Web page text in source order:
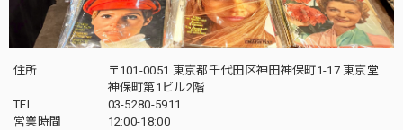
住所
〒101-0051 東京都千代田区神田神保町1-17 東京堂
神保町第1ビル2階
TEL
03-5280-5911
営業時間
12:00-18:00